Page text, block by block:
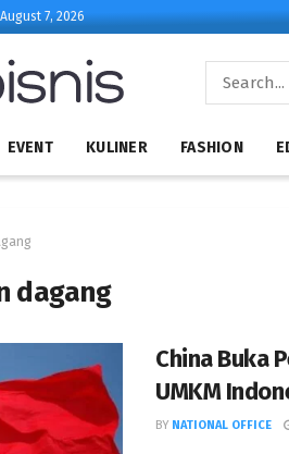
7, 2026
EVENT KULINER FASHION
dagang
China Buka
UMKM
BY NATIONAL OFFICE